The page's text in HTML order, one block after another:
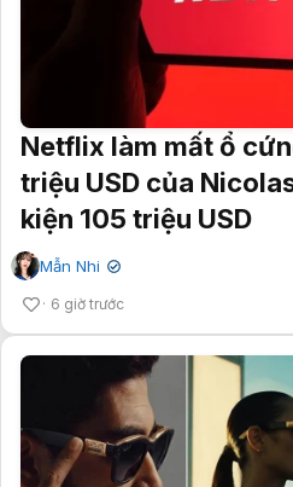
Netflix làm mất ổ
triệu USD của
kiện 105 triệu USD
Mẫn Nhi ✔
6 giờ trước